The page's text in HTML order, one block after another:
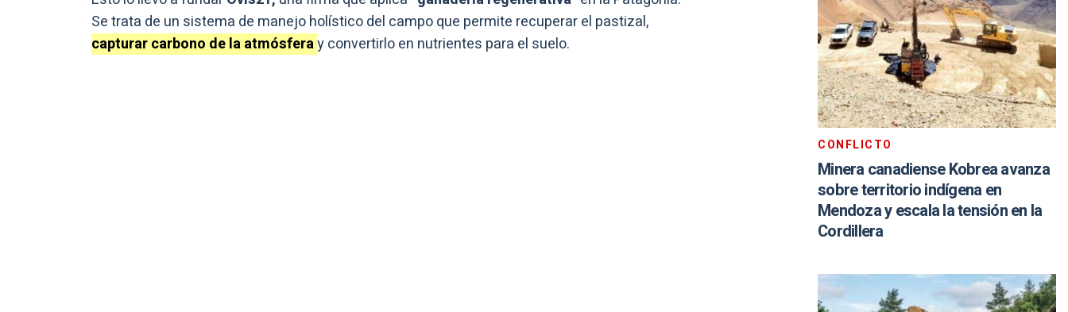
Se trata de un sistema de manejo holístico del campo que permite recuperar el pastizal,
capturar carbono de la atmósferay convertirlo en nutrientes para el suelo.
CONFLICTO
Minera canadiense Kobrea avanza
sobre territorio indígena en
Mendoza y escala la tensión en la
Cordillera